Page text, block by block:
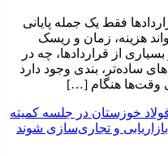
فقط یک جمله پایانی
هزینه، زمان و ریسک
از قراردادها، چه در
ساده‌تر، بندی وجود دارد
وقت‌ها هنگام […]